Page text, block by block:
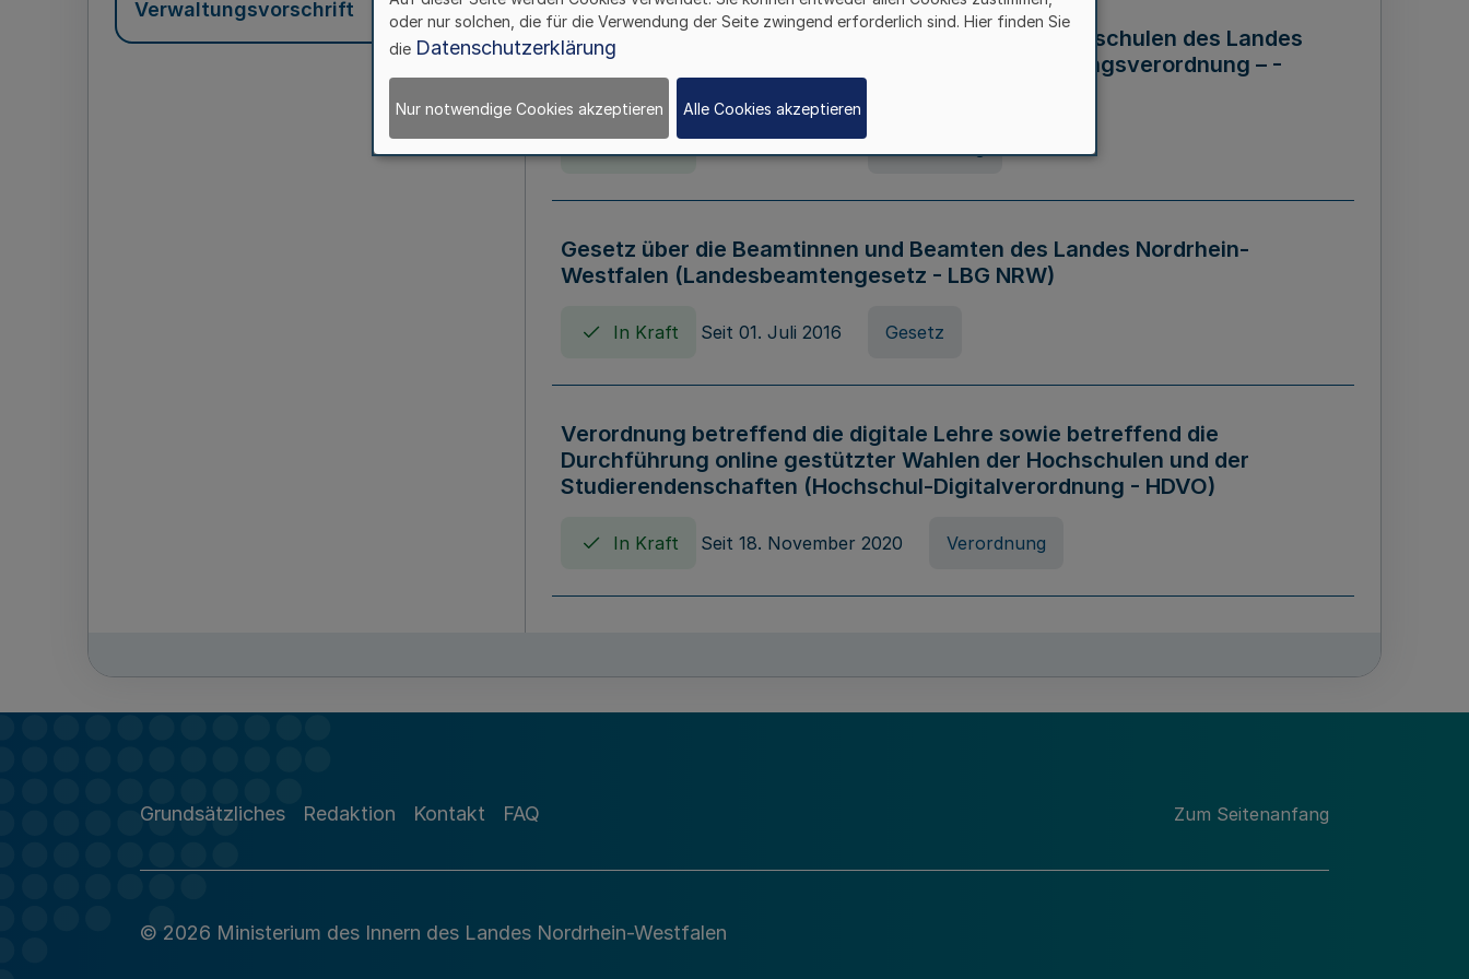
Verwaltungsvorschrift
Verordnung über die Wirtschaftsführung der Hochschulen des Landes
Nordrhein-Westfalen (Hochschulwirtschaftsführungsverordnung – -
Gesetz über die Beamtinnen und Beamten des Landes Nordrhein-
Westfalen (Landesbeamtengesetz - LBG NRW)
In Kraft Seit 01. Juli 2016 Gesetz
Verordnung betreffend die digitale Lehre sowie betreffend die
Durchführung online gestützter Wahlen der Hochschulen und der
Studierendenschaften (Hochschul-Digitalverordnung - HDVO)
In Kraft Seit 18. November 2020 Verordnung
(Hochschulabgabenverordnung - HAbg-VO)
Gesetz über die Kunsthochschulen des Landes Nordrhein-Westfalen
Grundsätzliches Redaktion Kontakt FAQ Zum Seitenanfang
© 2026 Ministerium des Innern des Landes Nordrhein-Westfalen
oder nur solchen, die für die Verwendung der Seite zwingend erforderlich sind. Hier finden Sie
die Datenschutzerklärung
Nur notwendige Cookies akzeptieren Alle Cookies akzeptieren